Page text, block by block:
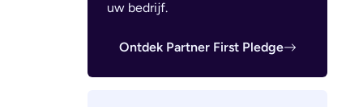
uw bedrijf.
Ontdek Partner First Pledge